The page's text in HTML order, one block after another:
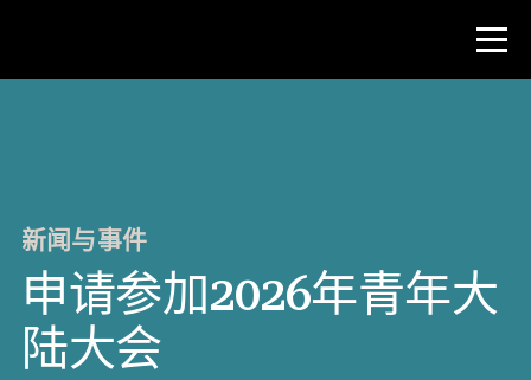
教师资源
新闻与事件
关于 NHD®
新闻与事件
申请参加2026年青年大
陆大会